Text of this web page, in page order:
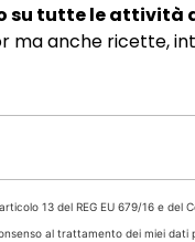
tutte le attività
ma anche ricette,
13 del REG EU 679/16 e del
al trattamento dei miei